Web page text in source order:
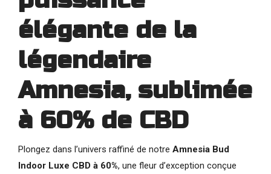
élégante de la
légendaire
Amnesia, sublimée
à 60% de CBD
Plongez dans l’univers raffiné de notre Amnesia Bud
Indoor Luxe CBD à 60%, une fleur d’exception conçue